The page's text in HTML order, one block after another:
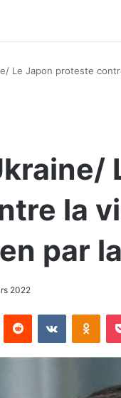
Le Japon proteste
la
par
2022
Reddit VKontakte